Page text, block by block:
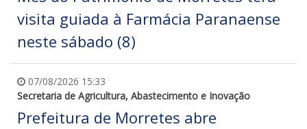
visita guiada à Farmácia Paranaense
neste sábado (8)
07/08/2026 15:33
Secretaria de Agricultura, Abastecimento e Inovação
Prefeitura de Morretes abre